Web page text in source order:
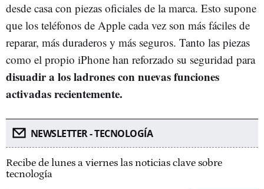
desde casa con piezas oficiales de la marca. Esto supone
que los teléfonos de Apple cada vez son más fáciles de
reparar, más duraderos y más seguros. Tanto las piezas
como el propio iPhone han reforzado su seguridad para
disuadir a los ladrones con nuevas funciones
activadas recientemente.
NEWSLETTER - TECNOLOGÍA
Recibe de lunes a viernes las noticias clave sobre
tecnología